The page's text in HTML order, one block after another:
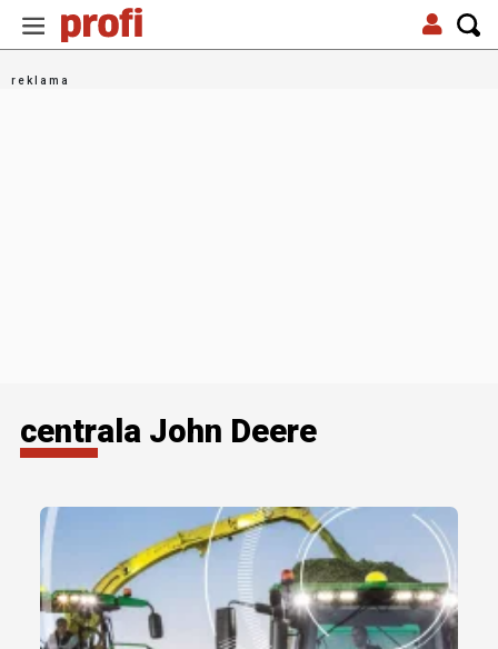
centrala John Deere